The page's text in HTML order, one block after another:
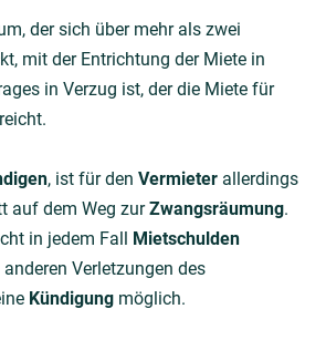
der sich über mehr als zwei
mit der Entrichtung der Miete in
in Verzug ist, der die Miete für
, ist für den Vermieter allerdings
auf dem Weg zurZwangsräumung.
in jedem Fall
Mietschulden
Verletzungen des
Kündigung möglich.